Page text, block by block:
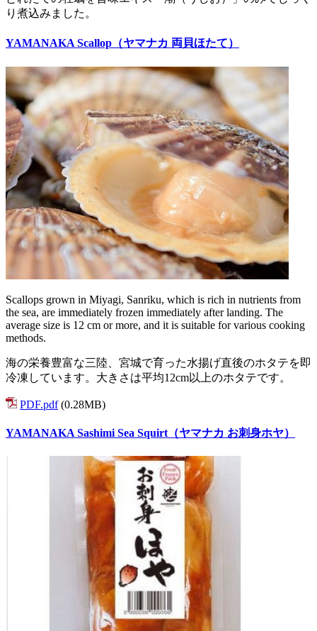
り煮込みました。
YAMANAKA Scallop（ヤマナカ 両貝ほたて）
Scallops grown in Miyagi, Sanriku, which is rich in nutrients from
the sea, are immediately frozen immediately after landing. The
average size is 12 cm or more, and it is suitable for various cooking
methods.
海の栄養豊富な三陸、宮城で育った水揚げ直後のホタテを即
冷凍しています。大きさは平均12cm以上のホタテです。
PDF.pdf (0.28MB)
YAMANAKA Sashimi Sea Squirt（ヤマナカ お刺身ホヤ）